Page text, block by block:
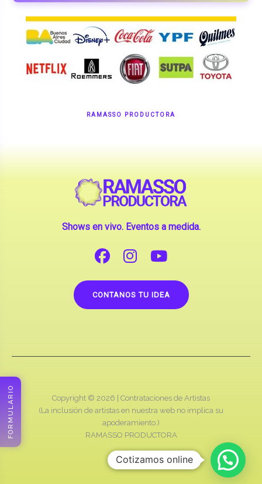
RAMASSO PRODUCTORA
Shows en vivo. Eventos a medida.
CONTANOS TU IDEA
Copyright © 2026 | Contrataciones de Artistas
(La inclusión de artistas en nuestra web no implica su
apoderamiento.)
RAMASSO PRODUCTORA
Cotizamos online
FORMULARIO